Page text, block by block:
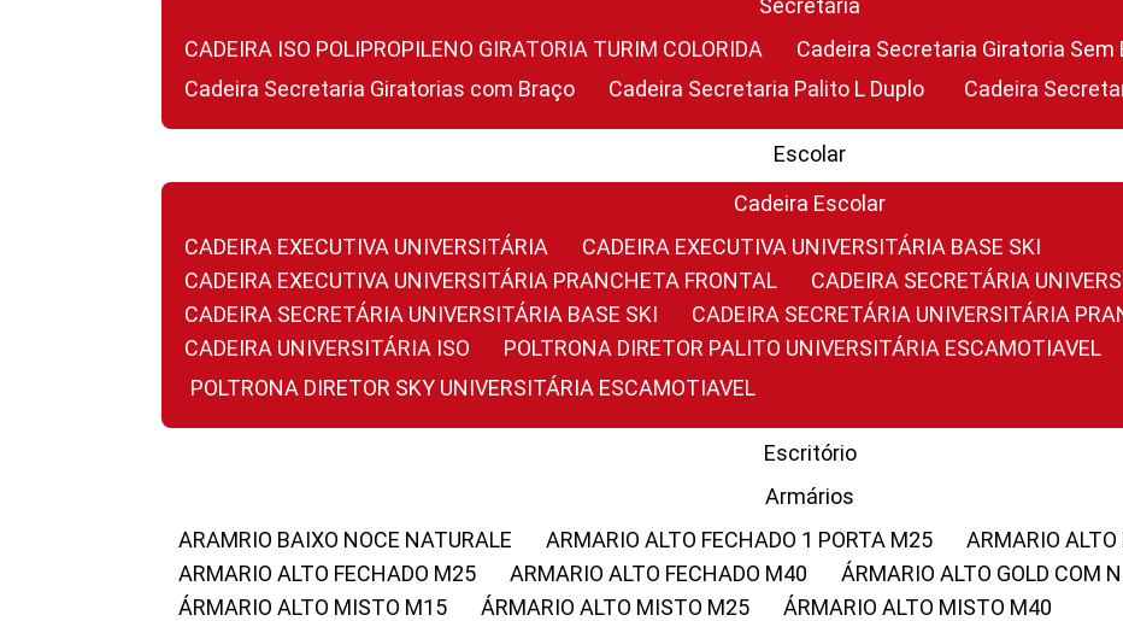
Secretária
CADEIRA ISO POLIPROPILENO GIRATORIA TURIM COLORIDA
Cadeira Secretaria Giratoria Sem
Cadeira Secretaria Giratorias com Braço
Cadeira Secretaria Palito L Duplo Cadeira
Escolar
Cadeira Escolar
CADEIRA EXECUTIVA UNIVERSITÁRIA
CADEIRA EXECUTIVA UNIVERSITÁRIA BASE SKI
CADEIRA EXECUTIVA UNIVERSITÁRIA PRANCHETA FRONTAL
CADEIRA SECRETÁRIA
CADEIRA SECRETÁRIA UNIVERSITÁRIA BASE SKI
CADEIRA SECRETÁRIA UNIVERSITÁRIA
CADEIRA UNIVERSITÁRIA ISO
POLTRONA DIRETOR PALITO UNIVERSITÁRIA ESCAMOTIAVEL
POLTRONA DIRETOR SKY UNIVERSITÁRIA ESCAMOTIAVEL
Escritório
Armários
ARAMRIO BAIXO NOCE NATURALE
ARMARIO ALTO FECHADO 1 PORTA M25
ARMARIO
ARMARIO ALTO FECHADO M25
ARMARIO ALTO FECHADO M40
ÁRMARIO ALTO GOLD COM
ÁRMARIO ALTO MISTO M15
ÁRMARIO ALTO MISTO M25
ÁRMARIO ALTO MISTO M40